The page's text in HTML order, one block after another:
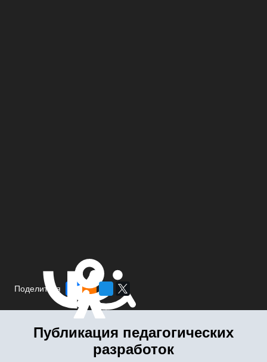
Поделиться
Публикация педагогических
разработок